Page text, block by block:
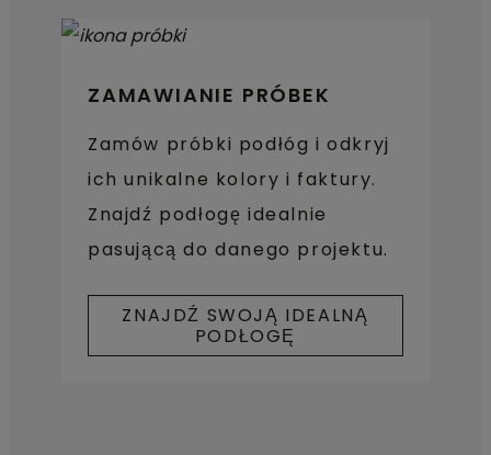
ZAMAWIANIE PRÓBEK
Zamów próbki podłóg i odkryj
ich unikalne kolory i faktury.
Znajdź podłogę idealnie
pasującą do danego projektu.
ZNAJDŹ SWOJĄ IDEALNĄ
PODŁOGĘ